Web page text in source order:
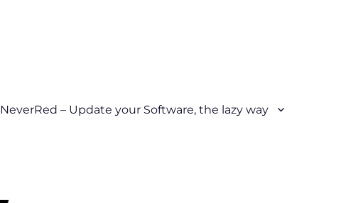
NeverRed – Update your Software, the lazy way